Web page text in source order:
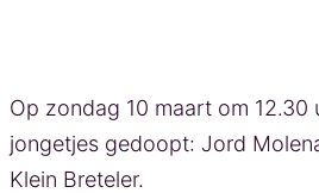
Op zondag 10 maart om
jongetjes gedoopt: Jord
Klein Breteler.